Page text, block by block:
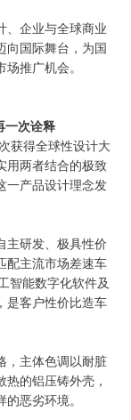
、企业与全球商业
向国际舞台，为国
推广机会。
一次诠释
获得全球性设计大
用两者结合的极致
一产品设计理念发
主研发、极具性价
配主流市场差速车
智能数字化软件及
是客户性价比造车
，主体色调以耐脏
的铝压铸外壳，
恶劣环境。